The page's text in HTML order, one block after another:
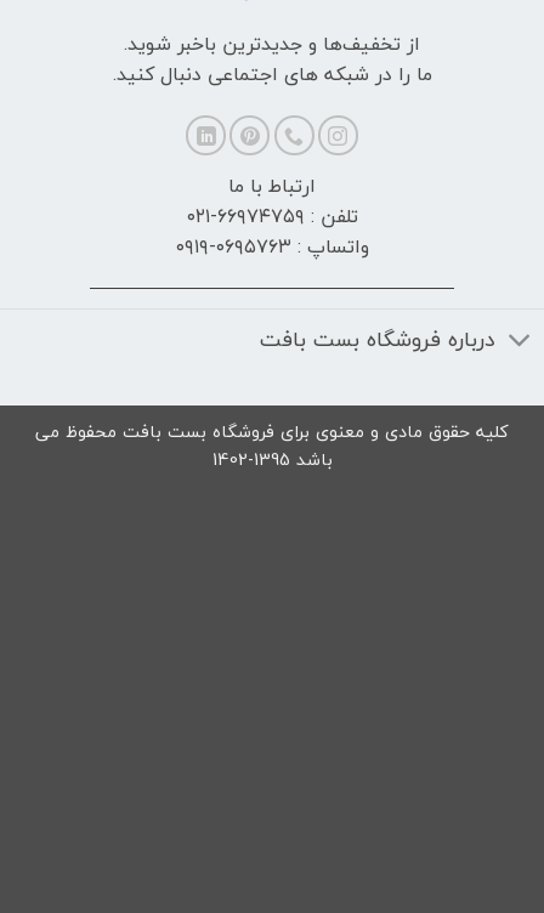
از تخفیف‌ها و جدیدترین‌ باخبر شوید.
ما را در شبکه های اجتماعی دنبال کنید.
ارتباط با ما
تلفن : ۶۶۹۷۴۷۵۹-۰۲۱
واتساپ : ۰۶۹۵۷۶۳-۰۹۱۹
درباره فروشگاه بست بافت
کلیه حقوق مادی و معنوی برای فروشگاه بست بافت محفوظ می
باشد 1395-1402